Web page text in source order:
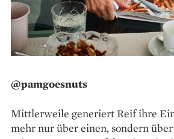
@pamgoesnuts
Mittlerweile generiert Reif ihre
mehr nur über einen, sondern